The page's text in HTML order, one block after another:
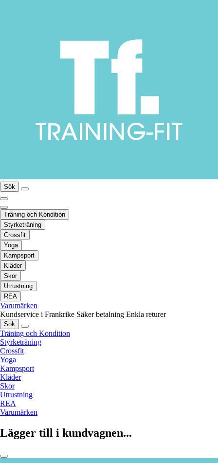
Sök
Träning och Kondition
Styrketräning
Crossfit
Yoga
Kampsport
Kläder
Skor
Utrustning
REA
Varumärken
Kundservice i Frankrike Säker betalning Enkla returer
Sök
Träning och Kondition
Styrketräning
Crossfit
Yoga
Kampsport
Kläder
Skor
Utrustning
REA
Varumärken
Lägger till i kundvagnen...